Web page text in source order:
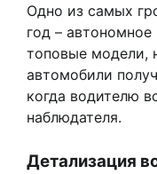
Одно из самых
год –
топовые модели,
автомобили
когда водителю
наблюдателя.
Детализация